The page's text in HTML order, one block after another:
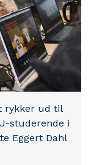
rykker ud til
studerende i
Eggert Dahl